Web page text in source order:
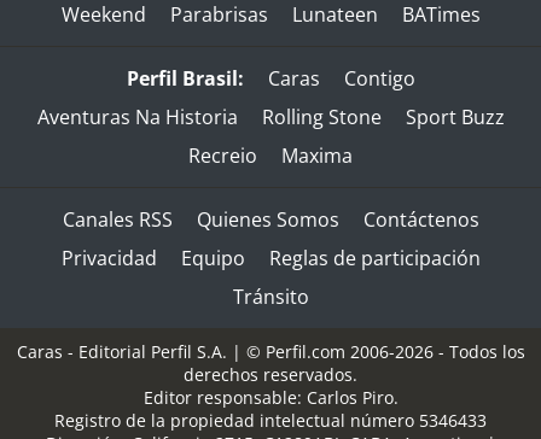
Weekend
Parabrisas Lunateen BATimes
Perfil Brasil: Caras
Contigo
Aventuras Na Historia
Rolling Stone
Sport Buzz
Recreio
Maxima
Canales RSS Quienes Somos
Contáctenos
Privacidad
Equipo
Reglas de participación
Tránsito
Caras - Editorial Perfil S.A. | © Perfil.com 2006-2026 - Todos los
derechos reservados.
Editor responsable: Carlos Piro.
Registro de la propiedad intelectual número 5346433